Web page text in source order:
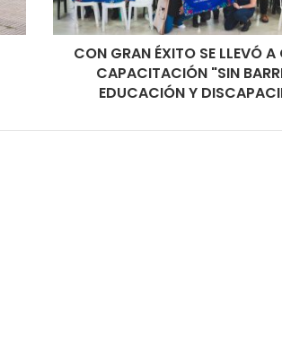
CON GRAN ÉXITO SE LLEVÓ
CAPACITACIÓN "SIN
EDUCACIÓN Y